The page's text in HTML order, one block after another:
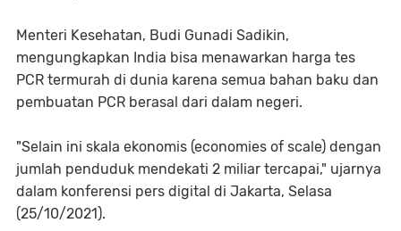
Menteri Kesehatan, Budi Gunadi Sadikin,
mengungkapkan India bisa menawarkan harga tes
PCR termurah di dunia karena semua bahan baku dan
pembuatan PCR berasal dari dalam negeri.
"Selain ini skala ekonomis (economies of scale) dengan
jumlah penduduk mendekati 2 miliar tercapai," ujarnya
dalam konferensi pers digital di Jakarta, Selasa
(25/10/2021).